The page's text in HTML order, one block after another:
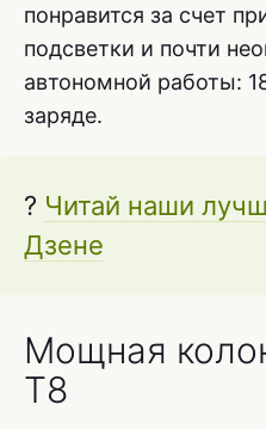
понравится за счет
подсветки и почти
автономной работы:
заряде.
? Читай наши
Дзене
Мощная
T8